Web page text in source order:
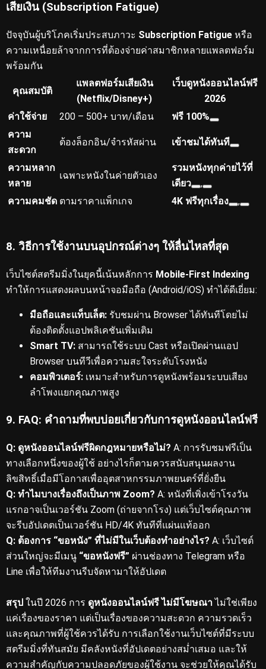
เสียเงิน (Subscription Fatigue)
ปัจจุบันผู้บริโภคเริ่มประสบภาวะ Subscription Fatigue หรือ
ความเหนื่อยล้าจากการที่ต้องจ่ายค่าสมาชิกหลายแพลตฟอร์ม
พร้อมกัน
คุณสมบัติ
แพลตฟอร์มเสียเงิน
(Netflix/Disney+)
เว็บดูหนังออนไลน์ฟรี
2026
ค่าใช้จ่าย
200 – 500+ บาท/เดือน
ฟรี 100%
ความ
สะดวก
ต้องล็อกอิน/จำรหัสผ่าน เข้าชมได้ทันที
ความหลาก
หลาย
เฉพาะหนังในค่ายตัวเอง
รวมหนังทุกค่ายไว้ที่
เดียว
,
ความคมชัด ตามราคาแพ็กเกจ 4K ฟรีทุกเรื่อง ,
8. วิธีการใช้งานบนอุปกรณ์ต่างๆ ให้ลื่นไหลที่สุด
เว็บไซต์สตรีมมิ่งในยุคนี้เน้นหลักการ Mobile-First Indexing
ทำให้การแสดงผลบนหน้าจอมือถือ (Android/iOS) ทำได้ดีเยี่ยม:
มือถือและแท็บเล็ต: รับชมผ่าน Browser ได้ทันทีโดยไม่
ต้องติดตั้งแอปพลิเคชันเพิ่มเติม
Smart TV: สามารถใช้ระบบ Cast หรือเปิดผ่านแอป
Browser บนทีวีเพื่อความสะใจระดับโรงหนัง
คอมพิวเตอร์: เหมาะสำหรับการดูหนังพร้อมระบบเสียง
ลำโพงแยกคุณภาพสูง
9. FAQ: คำถามที่พบบ่อยเกี่ยวกับการดูหนังออนไลน์ฟรี
Q: ดูหนังออนไลน์ฟรีผิดกฎหมายหรือไม่? A: การรับชมฟรีเป็น
ทางเลือกหนึ่งของผู้ใช้ อย่างไรก็ตามควรสนับสนุนผลงาน
ลิขสิทธิ์เมื่อมีโอกาสเพื่ออุตสาหกรรมภาพยนตร์ที่ยั่งยืน
Q: ทำไมบางเรื่องถึงเป็นภาพ Zoom? A: หนังที่เพิ่งเข้าโรงวัน
แรกอาจเป็นเวอร์ชัน Zoom (ถ่ายจากโรง) แต่เว็บไซต์คุณภาพ
จะรีบอัปเดตเป็นเวอร์ชัน HD/4K ทันทีที่แผ่นแท้ออก
Q: ต้องการ “ขอหนัง” ที่ไม่มีในเว็บต้องทำอย่างไร? A: เว็บไซต์
ส่วนใหญ่จะมีเมนู “ขอหนังฟรี” ผ่านช่องทาง Telegram หรือ
Line เพื่อให้ทีมงานรีบจัดหามาให้อัปเดต
สรุป ในปี 2026 การ ดูหนังออนไลน์ฟรี ไม่มีโฆษณาไม่ใช่เพียง
แค่เรื่องของราคา แต่เป็นเรื่องของความสะดวก ความรวดเร็ว
และคุณภาพที่ผู้ใช้ควรได้รับ การเลือกใช้งานเว็บไซต์ที่มีระบบ
สตรีมมิ่งที่ทันสมัย มีคลังหนังที่อัปเดตอย่างสม่ำเสมอ และให้
ความสำคัญกับความปลอดภัยของผู้ใช้งาน จะช่วยให้คุณได้รับ